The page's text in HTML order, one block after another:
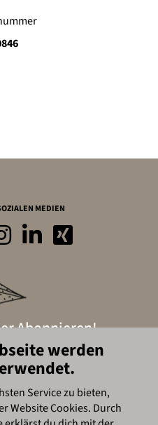
MEDIEN
Abonnieren!
2016
werden
Service zu bieten,
Website Cookies. Durch